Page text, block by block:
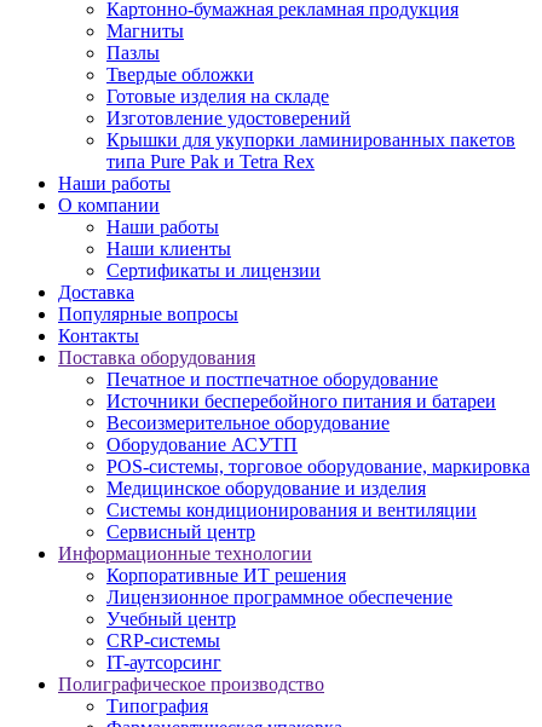
Картонно-бумажная рекламная продукция
Магниты
Пазлы
Твердые обложки
Готовые изделия на складе
Изготовление удостоверений
Крышки для укупорки ламинированных пакетов
типа Pure Pak и Tetra Rex
Наши работы
О компании
Наши работы
Наши клиенты
Сертификаты и лицензии
Доставка
Популярные вопросы
Контакты
Поставка оборудования
Печатное и постпечатное оборудование
Источники бесперебойного питания и батареи
Весоизмерительное оборудование
Оборудование АСУТП
POS-системы, торговое оборудование, маркировка
Медицинское оборудование и изделия
Системы кондиционирования и вентиляции
Сервисный центр
Информационные технологии
Корпоративные ИТ решения
Лицензионное программное обеспечение
Учебный центр
CRP-системы
IT-аутсорсинг
Полиграфическое производство
Типография